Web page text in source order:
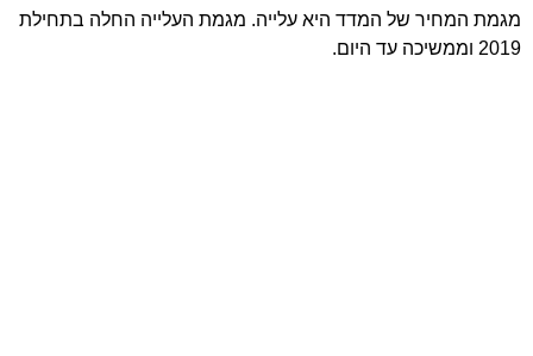
מגמת המחיר של המדד היא עלייה. מגמת העלייה החלה בתחילת
2019 וממשיכה עד היום.